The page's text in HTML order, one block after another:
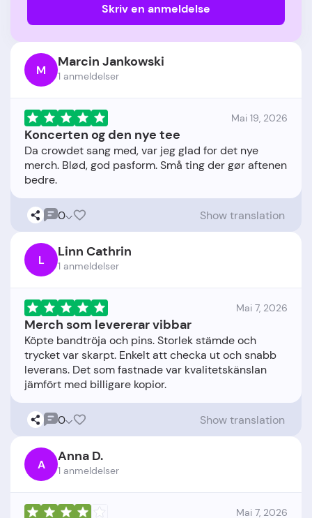
Skriv en anmeldelse
M Marcin Jankowski
1 anmeldelser
Mai 19, 2026
Koncerten og den nye tee
Da crowdet sang med, var jeg glad for det nye
merch. Blød, god pasform. Små ting der gør aftenen
0 Show translation
L Linn Cathrin
1 anmeldelser
Mai 7, 2026
Merch som levererar vibbar
Köpte bandtröja och pins. Storlek stämde och
trycket var skarpt. Enkelt att checka ut och snabb
leverans. Det som fastnade var kvalitetskänslan
0 Show translation
A Anna D.
1 anmeldelser
Mai 7, 2026